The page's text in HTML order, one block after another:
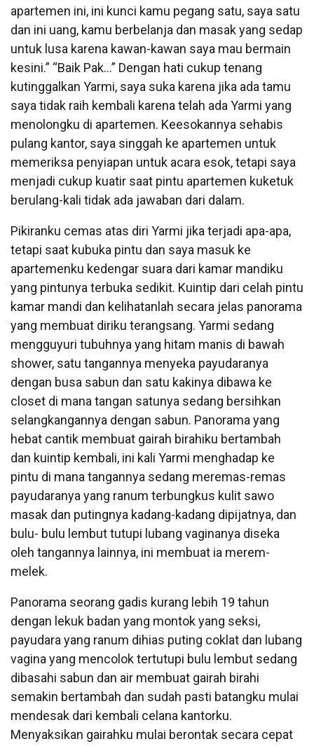
apartemen ini, ini kunci kamu pegang satu, saya satu
dan ini uang, kamu berbelanja dan masak yang sedap
untuk lusa karena kawan-kawan saya mau bermain
kesini.” “Baik Pak…” Dengan hati cukup tenang
kutinggalkan Yarmi, saya suka karena jika ada tamu
saya tidak raih kembali karena telah ada Yarmi yang
menolongku di apartemen. Keesokannya sehabis
pulang kantor, saya singgah ke apartemen untuk
memeriksa penyiapan untuk acara esok, tetapi saya
menjadi cukup kuatir saat pintu apartemen kuketuk
berulang-kali tidak ada jawaban dari dalam.
Pikiranku cemas atas diri Yarmi jika terjadi apa-apa,
tetapi saat kubuka pintu dan saya masuk ke
apartemenku kedengar suara dari kamar mandiku
yang pintunya terbuka sedikit. Kuintip dari celah pintu
kamar mandi dan kelihatanlah secara jelas panorama
yang membuat diriku terangsang. Yarmi sedang
mengguyuri tubuhnya yang hitam manis di bawah
shower, satu tangannya menyeka payudaranya
dengan busa sabun dan satu kakinya dibawa ke
closet di mana tangan satunya sedang bersihkan
selangkangannya dengan sabun. Panorama yang
hebat cantik membuat gairah birahiku bertambah
dan kuintip kembali, ini kali Yarmi menghadap ke
pintu di mana tangannya sedang meremas-remas
payudaranya yang ranum terbungkus kulit sawo
masak dan putingnya kadang-kadang dipijatnya, dan
bulu- bulu lembut tutupi lubang vaginanya diseka
oleh tangannya lainnya, ini membuat ia merem-
melek.
Panorama seorang gadis kurang lebih 19 tahun
dengan lekuk badan yang montok yang seksi,
payudara yang ranum dihias puting coklat dan lubang
vagina yang mencolok tertutupi bulu lembut sedang
dibasahi sabun dan air membuat gairah birahi
semakin bertambah dan sudah pasti batangku mulai
mendesak dari kembali celana kantorku.
Menyaksikan gairahku mulai berontak secara cepat